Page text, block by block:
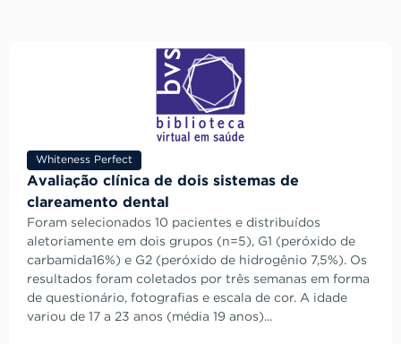
Whiteness Perfect
Avaliação clínica de dois sistemas de
clareamento dental
Foram selecionados 10 pacientes e distribuídos
aletoriamente em dois grupos (n=5), G1 (peróxido de
carbamida16%) e G2 (peróxido de hidrogênio 7,5%). Os
resultados foram coletados por três semanas em forma
de questionário, fotografias e escala de cor. A idade
variou de 17 a 23 anos (média 19 anos)...